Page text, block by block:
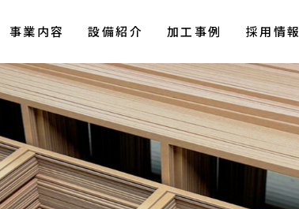
事業内容 設備紹介 加工事例 採用情報